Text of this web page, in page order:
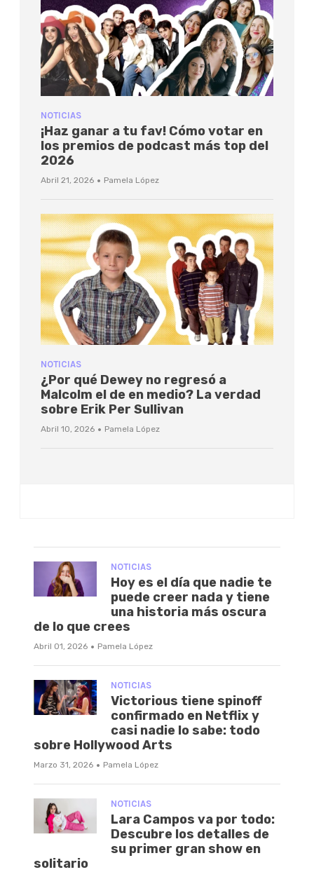
NOTICIAS
¡Haz ganar a tu fav! Cómo votar en
los premios de podcast más top del
2026
Abril 21, 2026 · Pamela López
NOTICIAS
¿Por qué Dewey no regresó a
Malcolm el de en medio? La verdad
sobre Erik Per Sullivan
Abril 10, 2026 · Pamela López
NOTICIAS
Hoy es el día que nadie te
puede creer nada y tiene
una historia más oscura
de lo que crees
Abril 01, 2026 · Pamela López
NOTICIAS
Victorious tiene spinoff
confirmado en Netflix y
casi nadie lo sabe: todo
sobre Hollywood Arts
Marzo 31, 2026 · Pamela López
NOTICIAS
Lara Campos va por todo:
Descubre los detalles de
su primer gran show en
solitario